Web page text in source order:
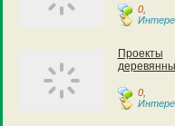
0,
Проекты
0,